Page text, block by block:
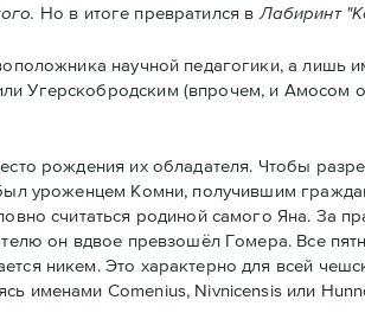
Но в итоге превратился в Лабиринт
научной педагогики, а
Угерскобродским (впрочем, и Амосом
рождения их обладателя. Чтобы
уроженцем Комни, получившим
считаться родиной самого Яна. За
он вдвое превзошёл Гомера. Все
никем. Это характерно для всей
именами Comenius, Nivnicensis или